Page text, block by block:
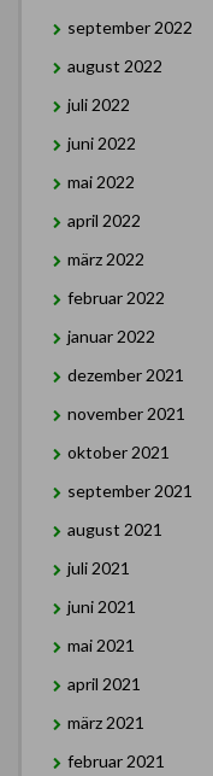
september 2022
august 2022
juli 2022
juni 2022
mai 2022
april 2022
märz 2022
februar 2022
januar 2022
dezember 2021
november 2021
oktober 2021
september 2021
august 2021
juli 2021
juni 2021
mai 2021
april 2021
märz 2021
februar 2021